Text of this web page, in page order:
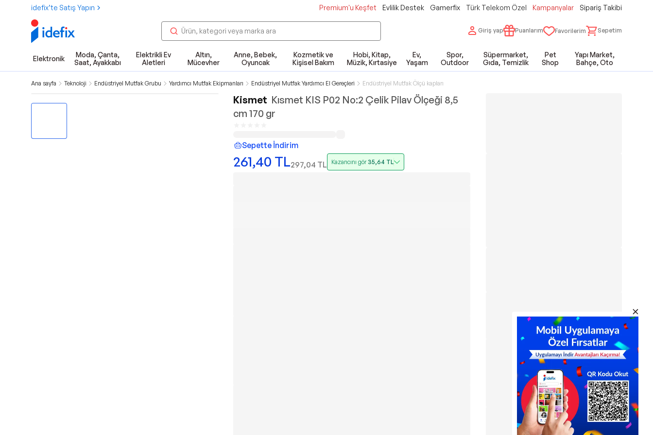
idefix’te Satış Yapın Premium'u Keşfet Evlilik Destek Gamerfix Türk Telekom Özel Kampanyalar Sipariş Takibi
Giriş yap Puanlarım Favorilerim Sepetim
Elektronik
Moda, Çanta,
Saat, Ayakkabı
Elektrikli Ev
Aletleri
Altın,
Mücevher
Anne, Bebek,
Oyuncak
Kozmetik ve
Kişisel Bakım
Hobi, Kitap,
Müzik, Kırtasiye
Ev,
Yaşam
Spor,
Outdoor
Süpermarket,
Gıda, Temizlik
Pet
Shop
Yapı Market,
Bahçe, Oto
Ana sayfa Teknoloji Endüstriyel Mutfak Grubu Yardımcı Mutfak Ekipmanları Endüstriyel Mutfak Yardımcı El Gereçleri Endüstriyel Mutfak Ölçü kapları
Kismet Kısmet KIS P02 No:2 Çelik Pilav Ölçeği 8,5
cm 170 gr
Sepette İndirim
261,40 TL297,04 TL Kazancını gör35,64 TL